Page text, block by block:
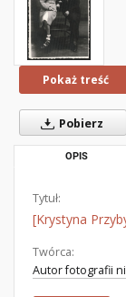
Pokaż treść
Pobierz
OPIS
Tytuł:
[Krystyna
Twórca:
Autor fotografii